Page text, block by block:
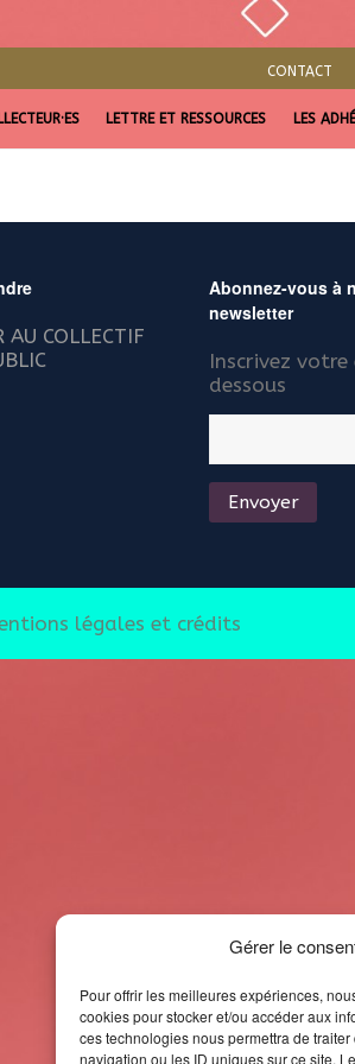
Gérer le
Pour offrir les meilleures expériences,
cookies pour stocker et/ou accéder aux
ces technologies nous permettra de
navigation ou les ID uniques sur ce site.
CONTACT
LETTRE ET RESSOURCES LES
AU COLLECTIF
Abonnez-vous à
newsletter
Inscrivez
dessous
légales et crédits